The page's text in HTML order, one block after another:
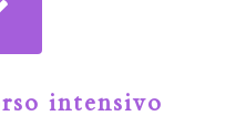
intensivo